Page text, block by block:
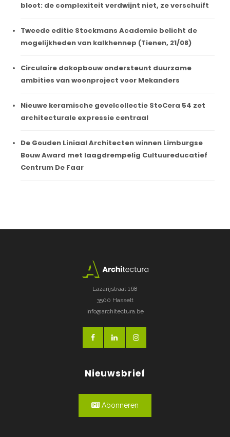
bloot: de complexiteit verdwijnt niet, ze verschuift
Tweede editie Stockmans Academie belicht de
mogelijkheden van kalkhennep (Tienen, 21/08)
Circulaire dakopbouw ondersteunt duurzame
ambities van woonproject voor Mekanders
Nieuwe keramische gevelcollectie StoCera 54 zet
architecturale expressie centraal
De Gouden Liniaal Architecten winnen Limburgse
Bouw Award met laagdrempelig Cultuureducatief
Centrum De Faar
Lazarijstraat 168
3500 Hasselt
info@architectura.be
Nieuwsbrief
Abonneren